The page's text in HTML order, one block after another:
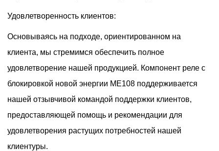
Удовлетворенность клиентов:
Основываясь на подходе, ориентированном на
клиента, мы стремимся обеспечить полное
удовлетворение нашей продукцией. Компонент реле с
блокировкой новой энергии ME108 поддерживается
нашей отзывчивой командой поддержки клиентов,
предоставляющей помощь и рекомендации для
удовлетворения растущих потребностей нашей
клиентуры.